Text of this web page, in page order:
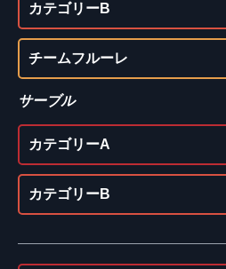
カテゴリーB
チームフルーレ
サーブル
カテゴリーA
カテゴリーB